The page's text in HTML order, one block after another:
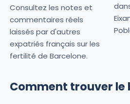
Consultez les notes et
commentaires réels
laissés par d'autres
expatriés français sur les
fertilité de Barcelone.
Comment trouver le